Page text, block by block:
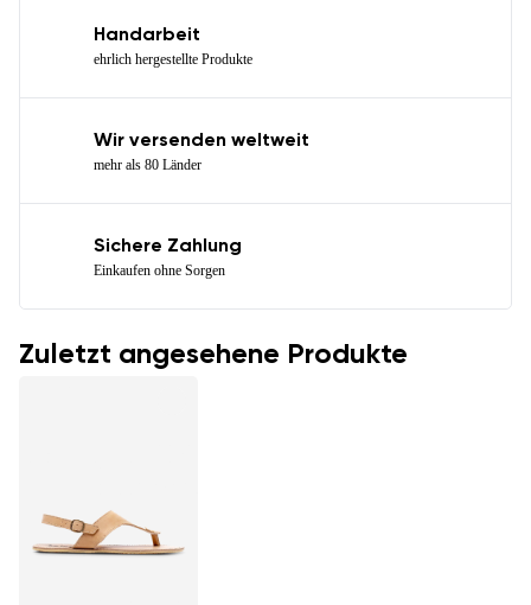
Handarbeit
ehrlich hergestellte Produkte
Wir versenden weltweit
mehr als 80 Länder
Sichere Zahlung
Einkaufen ohne Sorgen
Zuletzt angesehene Produkte